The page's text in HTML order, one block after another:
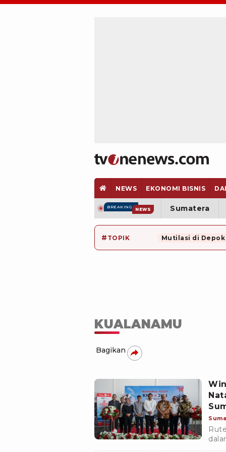
NEWS EKONOMI BISNIS
BREAKING NEWS Sumatera
# TOPIK Mutilasi di Depok
KUALANAMU
Bagikan